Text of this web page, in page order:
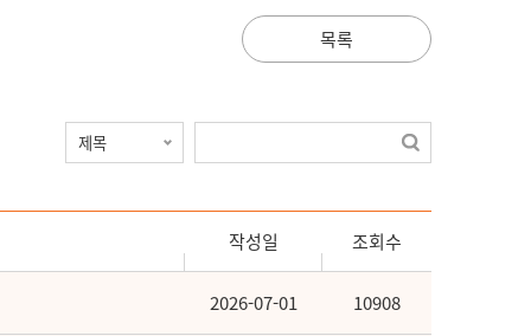
목록
작성일 조회수
2026-07-01 10908